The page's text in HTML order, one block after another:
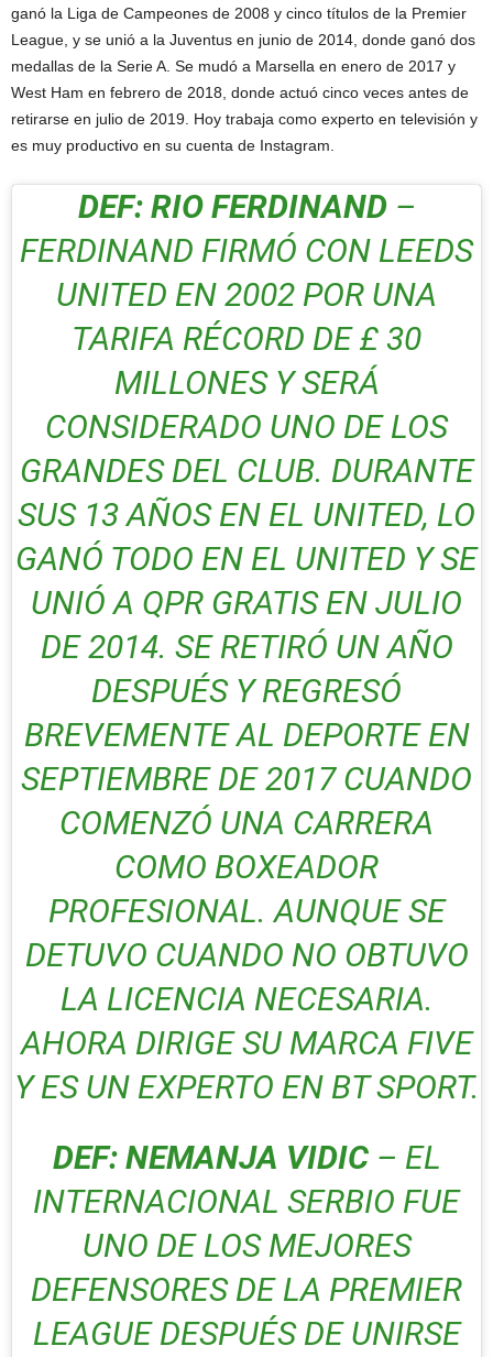
ganó la Liga de Campeones de 2008 y cinco títulos de la Premier
League, y se unió a la Juventus en junio de 2014, donde ganó dos
medallas de la Serie A. Se mudó a Marsella en enero de 2017 y
West Ham en febrero de 2018, donde actuó cinco veces antes de
retirarse en julio de 2019. Hoy trabaja como experto en televisión y
es muy productivo en su cuenta de Instagram.
DEF: RIO FERDINAND–
FERDINAND FIRMÓ CON LEEDS
UNITED EN 2002 POR UNA
TARIFA RÉCORD DE £ 30
MILLONES Y SERÁ
CONSIDERADO UNO DE LOS
GRANDES DEL CLUB. DURANTE
SUS 13 AÑOS EN EL UNITED, LO
GANÓ TODO EN EL UNITED Y SE
UNIÓ A QPR GRATIS EN JULIO
DE 2014. SE RETIRÓ UN AÑO
DESPUÉS Y REGRESÓ
BREVEMENTE AL DEPORTE EN
SEPTIEMBRE DE 2017 CUANDO
COMENZÓ UNA CARRERA
COMO BOXEADOR
PROFESIONAL. AUNQUE SE
DETUVO CUANDO NO OBTUVO
LA LICENCIA NECESARIA.
AHORA DIRIGE SU MARCA FIVE
Y ES UN EXPERTO EN BT SPORT.
DEF: NEMANJA VIDIC– EL
INTERNACIONAL SERBIO FUE
UNO DE LOS MEJORES
DEFENSORES DE LA PREMIER
LEAGUE DESPUÉS DE UNIRSE